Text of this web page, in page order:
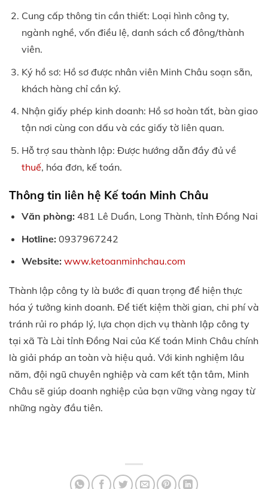
Cung cấp thông tin cần thiết: Loại hình công ty,
ngành nghề, vốn điều lệ, danh sách cổ đông/thành
viên.
Ký hồ sơ: Hồ sơ được nhân viên Minh Châu soạn sẵn,
khách hàng chỉ cần ký.
Nhận giấy phép kinh doanh: Hồ sơ hoàn tất, bàn giao
tận nơi cùng con dấu và các giấy tờ liên quan.
Hỗ trợ sau thành lập: Được hướng dẫn đầy đủ về
thuế, hóa đơn, kế toán.
Thông tin liên hệ Kế toán Minh Châu
Văn phòng:481 Lê Duẩn, Long Thành, tỉnh Đồng Nai
Hotline:0937967242
Website: www.ketoanminhchau.com
Thành lập công ty là bước đi quan trọng để hiện thực
hóa ý tưởng kinh doanh. Để tiết kiệm thời gian, chi phí và
tránh rủi ro pháp lý, lựa chọn dịch vụ thành lập công ty
tại xã Tà Lài tỉnh Đồng Nai của Kế toán Minh Châu chính
là giải pháp an toàn và hiệu quả. Với kinh nghiệm lâu
năm, đội ngũ chuyên nghiệp và cam kết tận tâm, Minh
Châu sẽ giúp doanh nghiệp của bạn vững vàng ngay từ
những ngày đầu tiên.